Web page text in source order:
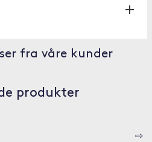
fra våre kunder
produkter
⇨